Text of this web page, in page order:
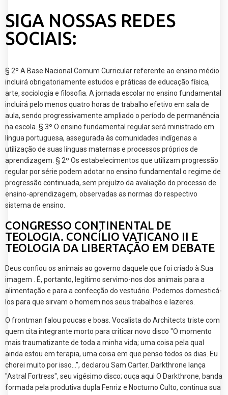
SIGA NOSSAS REDES
SOCIAIS:
§ 2º A Base Nacional Comum Curricular referente ao ensino médio
incluirá obrigatoriamente estudos e práticas de educação física,
arte, sociologia e filosofia. A jornada escolar no ensino fundamental
incluirá pelo menos quatro horas de trabalho efetivo em sala de
aula, sendo progressivamente ampliado o período de permanência
na escola. § 3º O ensino fundamental regular será ministrado em
língua portuguesa, assegurada às comunidades indígenas a
utilização de suas línguas maternas e processos próprios de
aprendizagem. § 2º Os estabelecimentos que utilizam progressão
regular por série podem adotar no ensino fundamental o regime de
progressão continuada, sem prejuízo da avaliação do processo de
ensino-aprendizagem, observadas as normas do respectivo
sistema de ensino.
CONGRESSO CONTINENTAL DE
TEOLOGIA. CONCÍLIO VATICANO II E
TEOLOGIA DA LIBERTAÇÃO EM DEBATE
Deus confiou os animais ao governo daquele que foi criado à Sua
imagem . É, portanto, legítimo servimo-nos dos animais para a
alimentação e para a confecção do vestuário. Podemos domesticá-
los para que sirvam o homem nos seus trabalhos e lazeres.
O frontman falou poucas e boas. Vocalista do Architects triste com
quem cita integrante morto para criticar novo disco "O momento
mais traumatizante de toda a minha vida; uma coisa pela qual
ainda estou em terapia, uma coisa em que penso todos os dias. Eu
chorei muito por isso…”, declarou Sam Carter. Darkthrone lança
"Astral Fortress", seu vigésimo disco; ouça aqui O Darkthrone, banda
formada pela produtiva dupla Fenriz e Nocturno Culto, continua sua